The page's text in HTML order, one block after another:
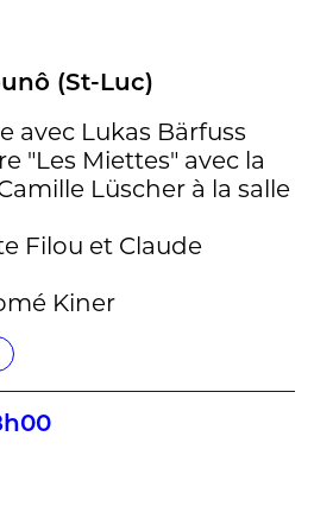
(St-Luc)
avec Lukas Bärfuss
"Les Miettes" avec la
Lüscher à la salle
Filou et Claude
Kiner